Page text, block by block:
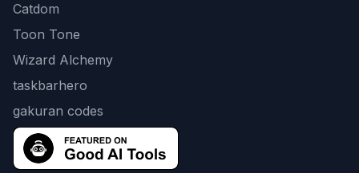
Catdom
Toon Tone
Wizard Alchemy
taskbarhero
gakuran codes